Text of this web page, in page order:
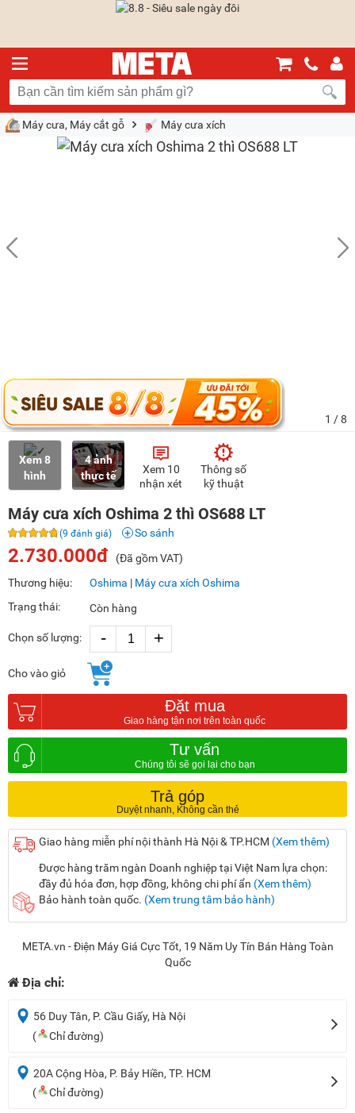
Máy cưa, Máy cắt gỗ Máy cưa xích
1 / 8
Xem 8
hình
4 ảnh
thực tế
Xem 10
nhận xét
Thông số
kỹ thuật
Máy cưa xích Oshima 2 thì OS688 LT
(9 đánh giá) So sánh
2.730.000đ
(Đã gồm VAT)
Thương hiệu:
Oshima | Máy cưa xích Oshima
Trạng thái:
Còn hàng
Chọn số lượng: - +
Cho vào giỏ
Đặt mua
Tư vấn
Trả góp
Giao hàng miễn phí nội thành Hà Nội & TP.HCM (Xem thêm)
Được hàng trăm ngàn Doanh nghiệp tại Việt Nam lựa chọn:
đầy đủ hóa đơn, hợp đồng, không chi phí ẩn (Xem thêm)
Bảo hành toàn quốc. (Xem trung tâm bảo hành)
META.vn - Điện Máy Giá Cực Tốt, 19 Năm Uy Tín Bán Hàng Toàn
Quốc
Địa chỉ:
56 Duy Tân, P. Cầu Giấy, Hà Nội
(
Chỉ đường)
20A Cộng Hòa, P. Bảy Hiền, TP. HCM
(
Chỉ đường)